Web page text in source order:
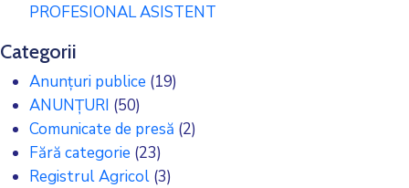
PROFESIONAL ASISTENT
Categorii
Anunțuri publice (19)
ANUNȚURI (50)
Comunicate de presă (2)
Fără categorie (23)
Registrul Agricol (3)